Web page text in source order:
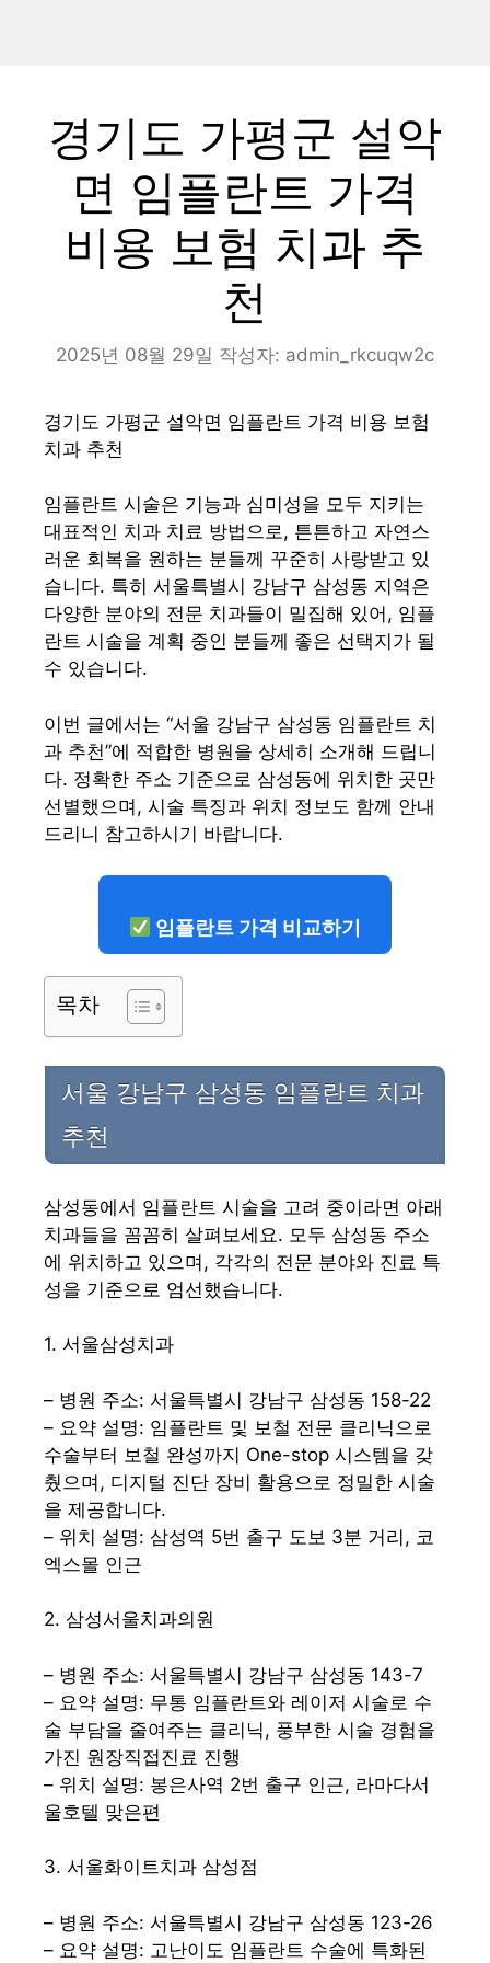
경기도 가평군 설악
면 임플란트 가격
비용 보험 치과 추
천
2025년 08월 29일 작성자: admin_rkcuqw2c
경기도 가평군 설악면 임플란트 가격 비용 보험
치과 추천
임플란트 시술은 기능과 심미성을 모두 지키는
대표적인 치과 치료 방법으로, 튼튼하고 자연스
러운 회복을 원하는 분들께 꾸준히 사랑받고 있
습니다. 특히 서울특별시 강남구 삼성동 지역은
다양한 분야의 전문 치과들이 밀집해 있어, 임플
란트 시술을 계획 중인 분들께 좋은 선택지가 될
수 있습니다.
이번 글에서는 “서울 강남구 삼성동 임플란트 치
과 추천”에 적합한 병원을 상세히 소개해 드립니
다. 정확한 주소 기준으로 삼성동에 위치한 곳만
선별했으며, 시술 특징과 위치 정보도 함께 안내
드리니 참고하시기 바랍니다.
임플란트 가격 비교하기
목차
서울 강남구 삼성동 임플란트 치과
추천
삼성동에서 임플란트 시술을 고려 중이라면 아래
치과들을 꼼꼼히 살펴보세요. 모두 삼성동 주소
에 위치하고 있으며, 각각의 전문 분야와 진료 특
성을 기준으로 엄선했습니다.
1. 서울삼성치과
– 병원 주소: 서울특별시 강남구 삼성동 158-22
– 요약 설명: 임플란트 및 보철 전문 클리닉으로
수술부터 보철 완성까지 One-stop 시스템을 갖
췄으며, 디지털 진단 장비 활용으로 정밀한 시술
을 제공합니다.
– 위치 설명: 삼성역 5번 출구 도보 3분 거리, 코
엑스몰 인근
2. 삼성서울치과의원
– 병원 주소: 서울특별시 강남구 삼성동 143-7
– 요약 설명: 무통 임플란트와 레이저 시술로 수
술 부담을 줄여주는 클리닉, 풍부한 시술 경험을
가진 원장직접진료 진행
– 위치 설명: 봉은사역 2번 출구 인근, 라마다서
울호텔 맞은편
3. 서울화이트치과 삼성점
– 병원 주소: 서울특별시 강남구 삼성동 123-26
– 요약 설명: 고난이도 임플란트 수술에 특화된